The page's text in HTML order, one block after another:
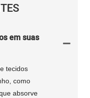
​​em suas
tecidos
como
absorve